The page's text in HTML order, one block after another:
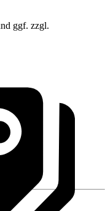
ggf. zzgl.